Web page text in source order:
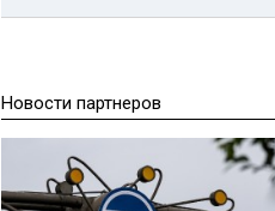
Новости партнеров